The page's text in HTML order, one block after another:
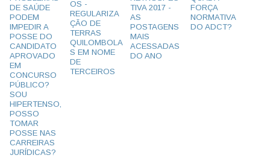
DE SAÚDE
PODEM
IMPEDIR A
POSSE DO
CANDIDATO
APROVADO
EM
CONCURSO
PÚBLICO?
SOU
HIPERTENSO,
POSSO
TOMAR
POSSE NAS
CARREIRAS
JURÍDICAS?
OS -
REGULARIZA
ÇÃO DE
TERRAS
QUILOMBOLA
S EM NOME
DE
TERCEIROS
TIVA 2017 -
AS
POSTAGENS
MAIS
ACESSADAS
DO ANO
FORÇA
NORMATIVA
DO ADCT?